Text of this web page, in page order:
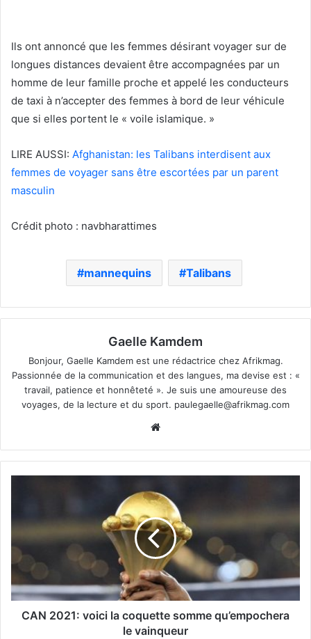
Ils ont annoncé que les femmes désirant voyager sur de
longues distances devaient être accompagnées par un
homme de leur famille proche et appelé les conducteurs
de taxi à n’accepter des femmes à bord de leur véhicule
que si elles portent le « voile islamique. »
LIRE AUSSI: Afghanistan: les Talibans interdisent aux
femmes de voyager sans être escortées par un parent
masculin
Crédit photo : navbharattimes
mannequins Talibans
Gaelle Kamdem
Bonjour, Gaelle Kamdem est une rédactrice chez Afrikmag.
Passionnée de la communication et des langues, ma devise est : «
travail, patience et honnêteté ». Je suis une amoureuse des
voyages, de la lecture et du sport. paulegaelle@afrikmag.com
CAN 2021: voici la coquette somme qu’empochera
le vainqueur